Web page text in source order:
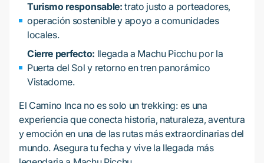
Turismo responsable: trato justo a porteadores,
operación sostenible y apoyo a comunidades
locales.
Cierre perfecto: llegada a Machu Picchu por la
Puerta del Sol y retorno en tren panorámico
Vistadome.
El Camino Inca no es solo un trekking: es una
experiencia que conecta historia, naturaleza, aventura
y emoción en una de las rutas más extraordinarias del
mundo. Asegura tu fecha y vive la llegada más